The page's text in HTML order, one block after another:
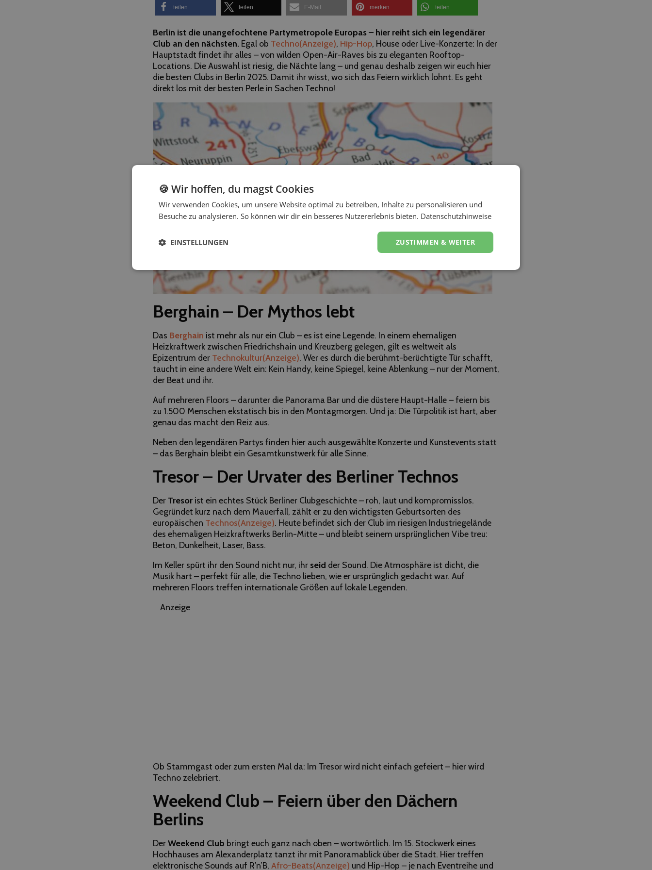
teilen teilen E-Mail merken teilen
Berlin ist die unangefochtene Partymetropole Europas – hier reiht sich ein legendärer
Club an den nächsten.Egal ob Techno(Anzeige), Hip-Hop, House oder Live-Konzerte: In der
Hauptstadt findet ihr alles – von wilden Open-Air-Raves bis zu eleganten Rooftop-
Locations. Die Auswahl ist riesig, die Nächte lang – und genau deshalb zeigen wir euch hier
die besten Clubs in Berlin 2025. Damit ihr wisst, wo sich das Feiern wirklich lohnt. Es geht
direkt los mit der besten Perle in Sachen Techno!
Berghain – Der Mythos lebt
Das Berghain ist mehr als nur ein Club – es ist eine Legende. In einem ehemaligen
Heizkraftwerk zwischen Friedrichshain und Kreuzberg gelegen, gilt es weltweit als
Epizentrum der Technokultur(Anzeige). Wer es durch die berühmt-berüchtigte Tür schafft,
taucht in eine andere Welt ein: Kein Handy, keine Spiegel, keine Ablenkung – nur der Moment,
der Beat und ihr.
Auf mehreren Floors – darunter die Panorama Bar und die düstere Haupt-Halle – feiern bis
zu 1.500 Menschen ekstatisch bis in den Montagmorgen. Und ja: Die Türpolitik ist hart, aber
genau das macht den Reiz aus.
Neben den legendären Partys finden hier auch ausgewählte Konzerte und Kunstevents statt
– das Berghain bleibt ein Gesamtkunstwerk für alle Sinne.
Tresor – Der Urvater des Berliner Technos
Der Tresorist ein echtes Stück Berliner Clubgeschichte – roh, laut und kompromisslos.
Gegründet kurz nach dem Mauerfall, zählt er zu den wichtigsten Geburtsorten des
europäischen Technos(Anzeige). Heute befindet sich der Club im riesigen Industriegelände
des ehemaligen Heizkraftwerks Berlin-Mitte – und bleibt seinem ursprünglichen Vibe treu:
Beton, Dunkelheit, Laser, Bass.
Im Keller spürt ihr den Sound nicht nur, ihr seid der Sound. Die Atmosphäre ist dicht, die
Musik hart – perfekt für alle, die Techno lieben, wie er ursprünglich gedacht war. Auf
mehreren Floors treffen internationale Größen auf lokale Legenden.
Anzeige
Ob Stammgast oder zum ersten Mal da: Im Tresor wird nicht einfach gefeiert – hier wird
Techno zelebriert.
Weekend Club – Feiern über den Dächern
Berlins
DerWeekend Club bringt euch ganz nach oben – wortwörtlich. Im 15. Stockwerk eines
Hochhauses am Alexanderplatz tanzt ihr mit Panoramablick über die Stadt. Hier treffen
elektronische Sounds auf R’n’B, Afro-Beats(Anzeige) und Hip-Hop – je nach Eventreihe und
🍪 Wir hoffen, du magst Cookies
Wir verwenden Cookies, um unsere Website optimal zu betreiben, Inhalte zu personalisieren und
Besuche zu analysieren. So können wir dir ein besseres Nutzererlebnis bieten. Datenschutzhinweise
ZUSTIMMEN & WEITER
EINSTELLUNGEN